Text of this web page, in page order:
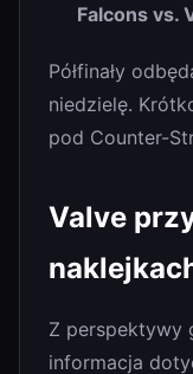
Falcons vs.
Półfinały
niedzielę.
pod Counter-
Valve
Z perspektywy
informacja